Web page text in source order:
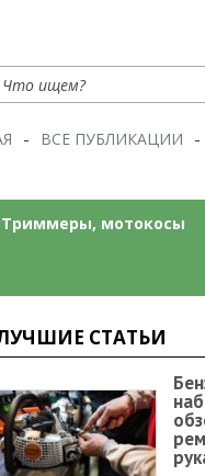
ВСЕ ПУБЛИКАЦИИ
Триммеры, мотокосы
СТАТЬИ